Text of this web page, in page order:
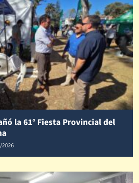
la 61° Fiesta Provincial del